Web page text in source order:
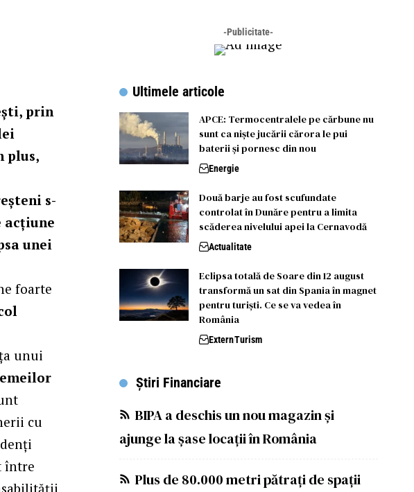
prin
plus,
s-
acțiune
unei
foarte
unui
cu
între
-Publicitate-
Ultimele articole
APCE: Termocentralele pe cărbune nu
sunt ca niște jucării cărora le pui
baterii și pornesc din nou
Energie
Două barje au fost scufundate
controlat în Dunăre pentru a limita
scăderea nivelului apei la Cernavodă
Actualitate
Eclipsa totală de Soare din 12 august
transformă un sat din Spania în magnet
pentru turiști. Ce se va vedea în
România
ExternTurism
Știri Financiare
BIPA a deschis un nou magazin și
ajunge la șase locații în România
Plus de 80.000 metri pătrați de spații